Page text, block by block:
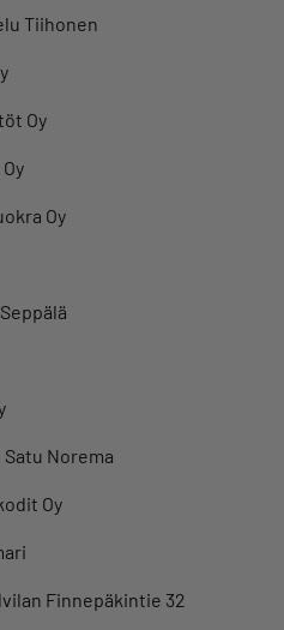
Tiihonen
Oy
Oy
Norema
Oy
Finnepäkintie 32